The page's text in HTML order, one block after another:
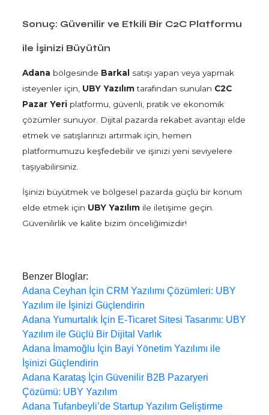
Sonuç: Güvenilir ve Etkili Bir C2C Platformu
ile İşinizi Büyütün
Adana bölgesinde Barkal
satışı yapan veya yapmak
isteyenler için, UBY Yazılımtarafından sunulan C2C
Pazar Yeri platformu, güvenli, pratik ve ekonomik
çözümler sunuyor. Dijital pazarda rekabet avantajı elde
etmek ve satışlarınızı artırmak için, hemen
platformumuzu keşfedebilir ve işinizi yeni seviyelere
taşıyabilirsiniz.
İşinizi büyütmek ve bölgesel pazarda güçlü bir konum
elde etmek için UBY Yazılım ile iletişime geçin.
Güvenilirlik ve kalite bizim önceliğimizdir!
Benzer Bloglar:
Adana Ceyhan İçin CRM Yazılımı Çözümleri: UBY
Yazılım ile İşinizi Güçlendirin
Adana Yumurtalık İçin E-Ticaret Sitesi Tasarımı: UBY
Yazılım ile Güçlü Bir Dijital Varlık
Adana İmamoğlu İçin Bayi Yönetim Yazılımı ile
İşinizi Güçlendirin
Adana Karataş İçin Güvenilir B2B Pazaryeri
Çözümü: UBY Yazılım
Adana Tufanbeyli’de Startup Yazılım Geliştirme